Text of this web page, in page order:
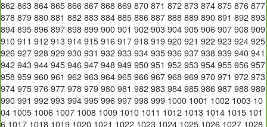
862 863 864 865 866 867 868 869 870 871 872 873 874 875 876 877
878 879 880 881 882 883 884 885 886 887 888 889 890 891 892 893
894 895 896 897 898 899 900 901 902 903 904 905 906 907 908 909
910 911 912 913 914 915 916 917 918 919 920 921 922 923 924 925
926 927 928 929 930 931 932 933 934 935 936 937 938 939 940 941
942 943 944 945 946 947 948 949 950 951 952 953 954 955 956 957
958 959 960 961 962 963 964 965 966 967 968 969 970 971 972 973
974 975 976 977 978 979 980 981 982 983 984 985 986 987 988 989
990 991 992 993 994 995 996 997 998 999 1000 1001 1002 1003 10
04 1005 1006 1007 1008 1009 1010 1011 1012 1013 1014 1015 101
6 1017 1018 1019 1020 1021 1022 1023 1024 1025 1026 1027 1028